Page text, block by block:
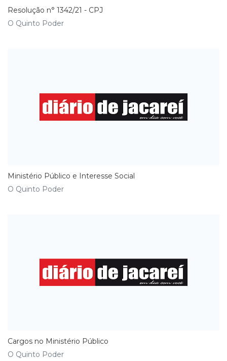
Resolução n° 1342/21 - CPJ
O Quinto Poder
Ministério Público e Interesse Social
O Quinto Poder
Cargos no Ministério Público
O Quinto Poder